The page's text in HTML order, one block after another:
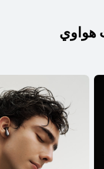
هواوي